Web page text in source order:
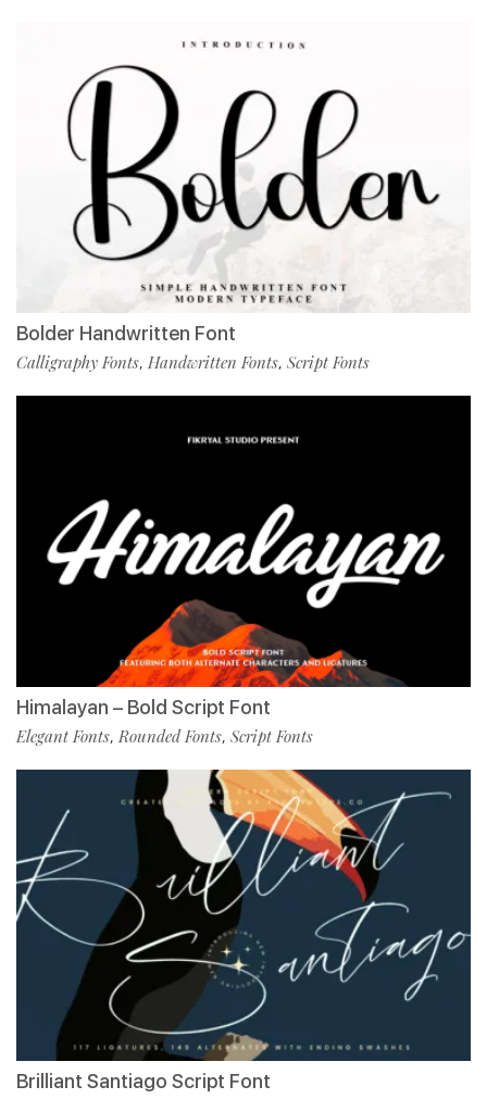
Bolder Handwritten Font
Calligraphy Fonts, Handwritten Fonts, Script Fonts
Himalayan – Bold Script Font
Elegant Fonts,Rounded Fonts, Script Fonts
Brilliant Santiago Script Font